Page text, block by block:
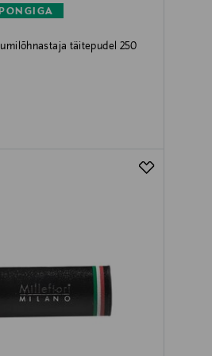
täitepudel 250